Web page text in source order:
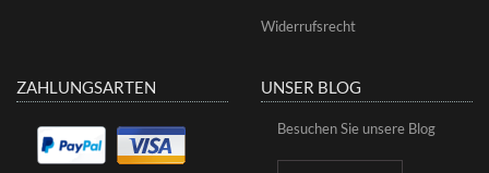
Widerrufsrecht
ZAHLUNGSARTEN UNSER BLOG
Besuchen Sie unsere Blog